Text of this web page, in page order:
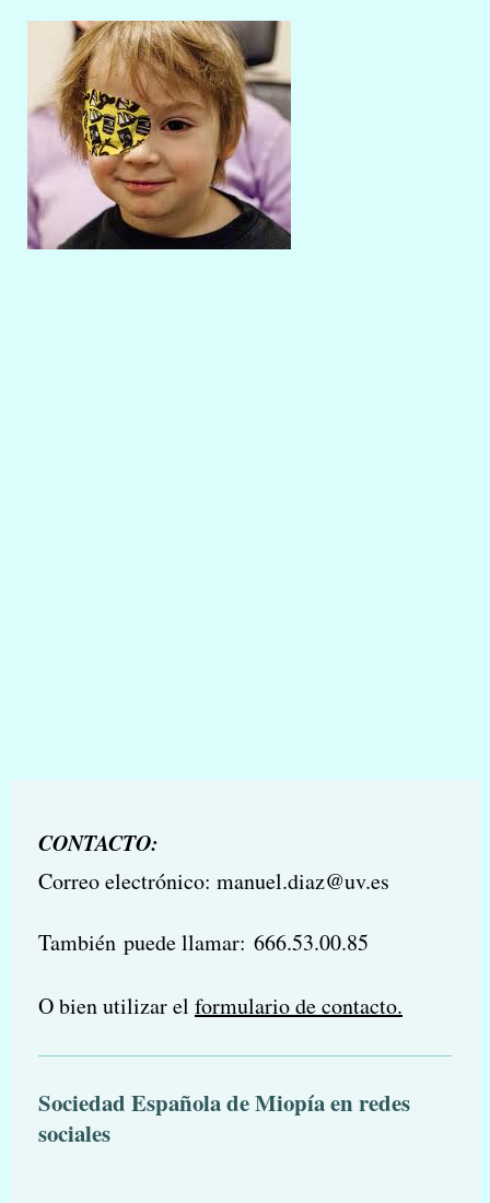
CONTACTO:
Correo electrónico: manuel.diaz@uv.es
También puede llamar: 666.53.00.85
O bien utilizar el formulario de contacto.
Sociedad Española de Miopía en redes
sociales